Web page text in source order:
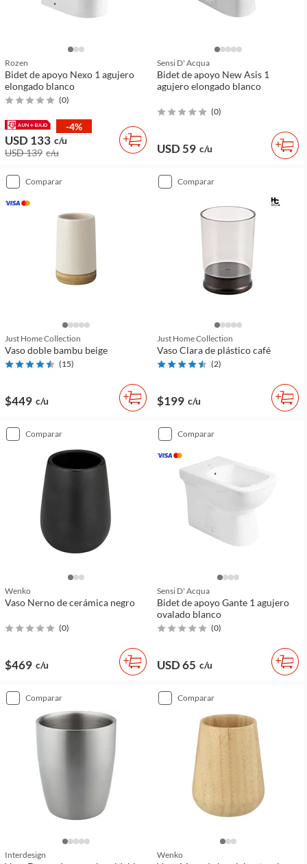
Rozen
Bidet de apoyo Nexo 1 agujero
elongado blanco
(0)
-4%
USD 133 c/u
USD 139 c/u
Sensi D' Acqua
Bidet de apoyo New Asis 1
agujero elongado blanco
(0)
USD 59 c/u
comparar
Just Home Collection
Vaso doble bambu beige
(15)
$449 c/u
comparar
Just Home Collection
Vaso Clara de plástico café
(2)
$199 c/u
comparar
Wenko
Vaso Nerno de cerámica negro
(0)
$469 c/u
comparar
Sensi D' Acqua
Bidet de apoyo Gante 1 agujero
ovalado blanco
(0)
USD 65 c/u
comparar
Interdesign
comparar
Wenko